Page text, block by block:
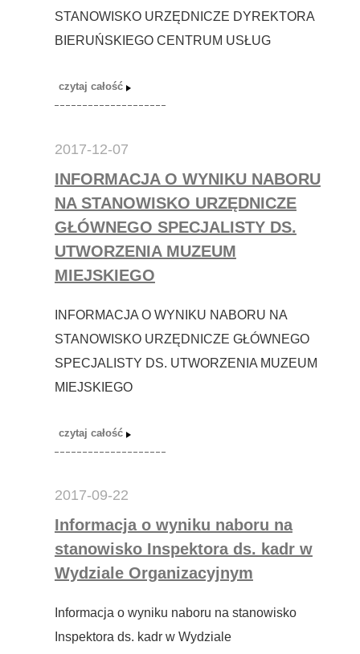
STANOWISKO URZĘDNICZE DYREKTORA
BIERUŃSKIEGO CENTRUM USŁUG
2017-12-07
INFORMACJA O WYNIKU NABORU
NA STANOWISKO URZĘDNICZE
GŁÓWNEGO SPECJALISTY DS.
UTWORZENIA MUZEUM
MIEJSKIEGO
INFORMACJA O WYNIKU NABORU NA
STANOWISKO URZĘDNICZE GŁÓWNEGO
SPECJALISTY DS. UTWORZENIA MUZEUM
MIEJSKIEGO
2017-09-22
Informacja o wyniku naboru na
stanowisko Inspektora ds. kadr w
Wydziale Organizacyjnym
Informacja o wyniku naboru na stanowisko
Inspektora ds. kadr w Wydziale